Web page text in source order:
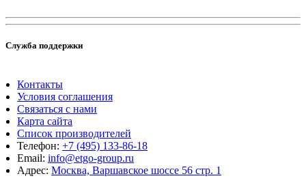
Служба поддержки
Контакты
Условия соглашения
Связаться с нами
Карта сайта
Список производителей
Телефон: +7 (495) 133-86-18
Email: info@etgo-group.ru
Адрес: Москва, Варшавское шоссе 56 стр. 1